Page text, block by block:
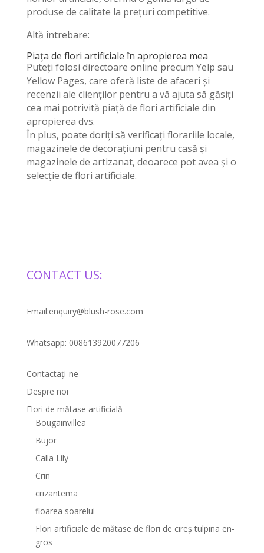
produse de calitate la prețuri competitive.
Altă întrebare:
Piața de flori artificiale în apropierea mea
Puteți folosi directoare online precum Yelp sau
Yellow Pages, care oferă liste de afaceri și
recenzii ale clienților pentru a vă ajuta să găsiți
cea mai potrivită piață de flori artificiale din
apropierea dvs.
În plus, poate doriți să verificați florariile locale,
magazinele de decorațiuni pentru casă și
magazinele de artizanat, deoarece pot avea și o
selecție de flori artificiale.
CONTACT US:
Email:enquiry@blush-rose.com
Whatsapp: 008613920077206
Contactaţi-ne
Despre noi
Flori de mătase artificială
Bougainvillea
Bujor
Calla Lily
Crin
crizantema
floarea soarelui
Flori artificiale de mătase de flori de cireș tulpina en-
gros